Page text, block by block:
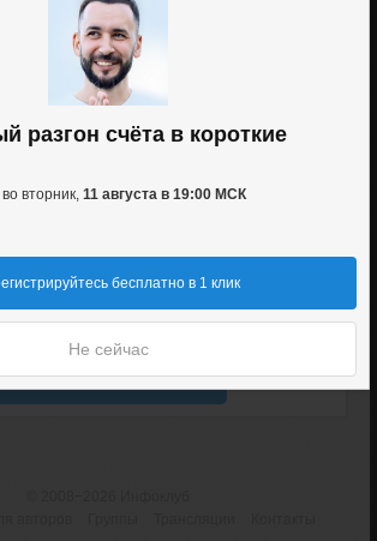
разгон счёта в короткие
вторник, 11 августа в 19:00 МСК
бесплатно в 1 клик
Не сейчас